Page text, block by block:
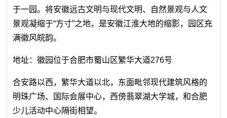
于一园。将安徽远古文明与现代文明、自然景观与人文
景观凝缩于“方寸”之地，是安徽江淮大地的缩影，园区充
满徽风皖韵。
地址：徽园位于合肥市蜀山区繁华大道276号
合安路以西，繁华大道以北，东面毗邻现代建筑风格的
明珠广场、国际会展中心，西傍翡翠湖大学城，和合肥
少儿活动中心隔街相望。